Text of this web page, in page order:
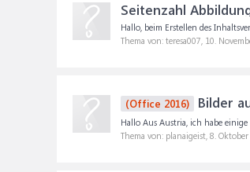
Seitenzahl
Hallo, beim Erstellen des
Thema von: teresa007, 10.
(Office 2016) Bilder
Hallo Aus Austria, ich habe
Thema von: planaigeist, 8.